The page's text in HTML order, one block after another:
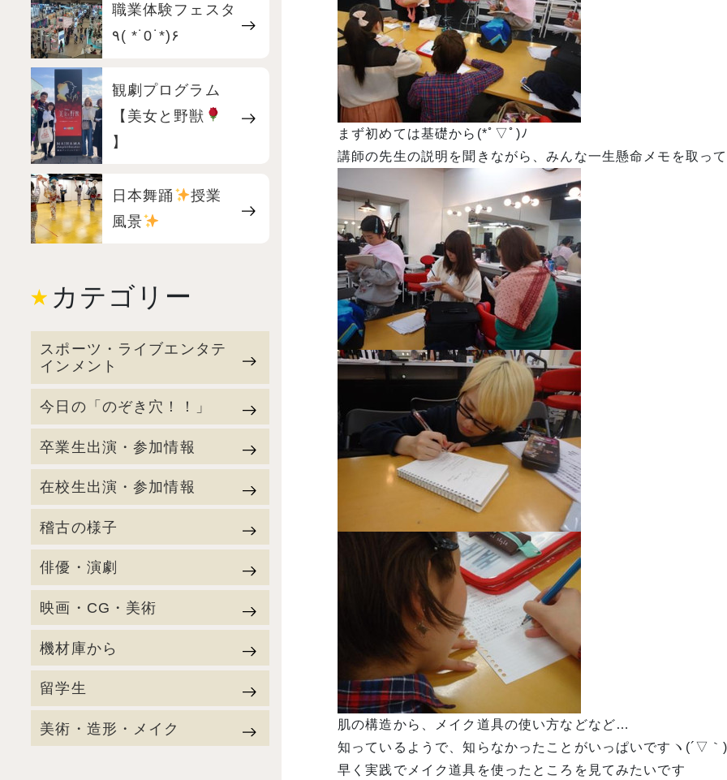
まず初めては基礎から(*ﾟ▽ﾟ)ﾉ
講師の先生の説明を聞きながら、みんな一生懸命メモを取っ
肌の構造から、メイク道具の使い方などなど…
知っているようで、知らなかったことがいっぱいですヽ(´▽｀
早く実践でメイク道具を使ったところを見てみたいです
職業体験フェスタ
٩( *˙0˙*)۶
観劇プログラム
【美女と野獣
】
日本舞踊
授業
風景
カテゴリー
スポーツ・ライブエンタテ
インメント
今日の「のぞき穴！！」
卒業生出演・参加情報
在校生出演・参加情報
稽古の様子
俳優・演劇
映画・CG・美術
機材庫から
留学生
美術・造形・メイク